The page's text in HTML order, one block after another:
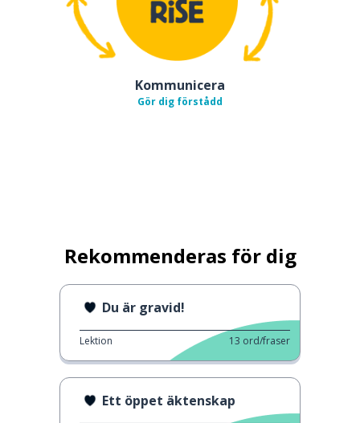
Kommunicera
Gör dig förstådd
Rekommenderas för dig
Du är gravid!
Lektion 13 ord/fraser
Ett öppet äktenskap